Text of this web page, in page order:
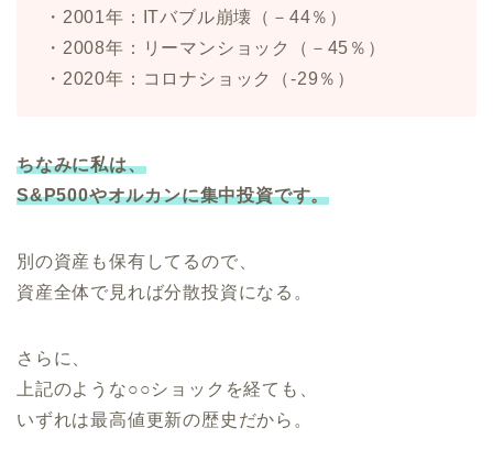
・2001年：ITバブル崩壊（－44％）
・2008年：リーマンショック（－45％）
・2020年：コロナショック（-29％）
ちなみに私は、
S&P500やオルカンに集中投資です。
別の資産も保有してるので、
資産全体で見れば分散投資になる。
さらに、
上記のような○○ショックを経ても、
いずれは最高値更新の歴史だから。